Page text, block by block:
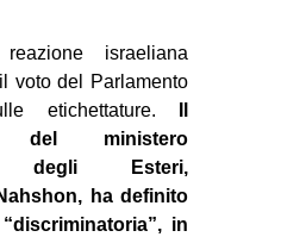
israeliana
voto del Parlamento
etichettature.
del ministero
degli Esteri,
ha definito
in